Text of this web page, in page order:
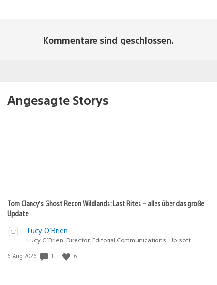
Kommentare sind geschlossen.
Angesagte Storys
Tom Clancy’s Ghost Recon Wildlands: Last Rites – alles über das große
Update
Lucy O’Brien
Lucy O’Brien, Director, Editorial Communications, Ubisoft
Veröffentlichungsdatum:
6. Aug 2026 1 6